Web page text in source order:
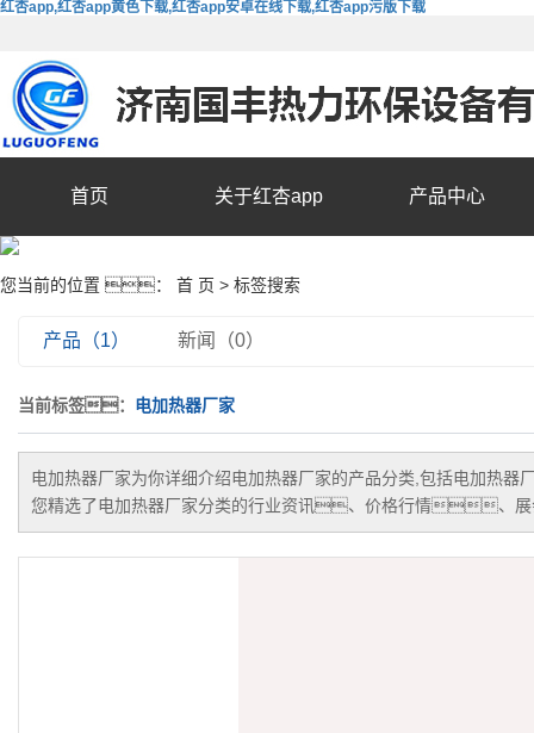
红杏app,红杏app黄色下载,红杏app安卓在线下载,红杏app污版下载
首页 关于红杏app 产品中心
您当前的位置 ： 首 页 > 标签搜索
产品（1） 新闻（0）
当前标签： 电加热器厂家
电加热器厂家为你详细介绍电加热器厂家的产品分类,包括电加热器
您精选了电加热器厂家分类的行业资讯、价格行情、展